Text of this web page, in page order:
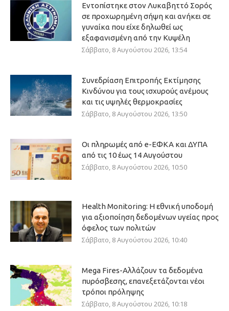
Εντοπίστηκε στον Λυκαβηττό Σορός
σε προχωρημένη σήψη και ανήκει σε
γυναίκα που είχε δηλωθεί ως
εξαφανισμένη από την Κυψέλη
Σάββατο, 8 Αυγούστου 2026, 13:54
Συνεδρίαση Επιτροπής Εκτίμησης
Κινδύνου για τους ισχυρούς ανέμους
και τις υψηλές θερμοκρασίες
Σάββατο, 8 Αυγούστου 2026, 13:50
Οι πληρωμές από e-ΕΦΚΑ και ΔΥΠΑ
από τις 10 έως 14 Αυγούστου
Σάββατο, 8 Αυγούστου 2026, 10:50
Health Monitoring: Η εθνική υποδομή
για αξιοποίηση δεδομένων υγείας προς
όφελος των πολιτών
Σάββατο, 8 Αυγούστου 2026, 10:40
Mega Fires-Αλλάζουν τα δεδομένα
πυρόσβεσης, επανεξετάζονται νέοι
τρόποι πρόληψης
Σάββατο, 8 Αυγούστου 2026, 10:18